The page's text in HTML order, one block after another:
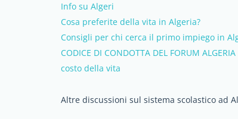
Info su Algeri
Cosa preferite della vita in Algeria?
Consigli per chi cerca il primo impiego in
CODICE DI CONDOTTA DEL FORUM ALGERIA
costo della vita
Altre discussioni sul sistema scolastico ad